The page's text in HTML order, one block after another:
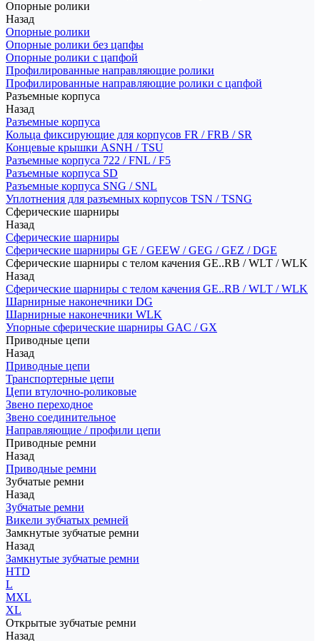
Опорные ролики
Назад
Опорные ролики
Опорные ролики без цапфы
Опорные ролики с цапфой
Профилированные направляющие ролики
Профилированные направляющие ролики с цапфой
Разъемные корпуса
Назад
Разъемные корпуса
Кольца фиксирующие для корпусов FR / FRB / SR
Концевые крышки ASNH / TSU
Разъемные корпуса 722 / FNL / F5
Разъемные корпуса SD
Разъемные корпуса SNG / SNL
Уплотнения для разъемных корпусов TSN / TSNG
Сферические шарниры
Назад
Сферические шарниры
Сферические шарниры GE / GEEW / GEG / GEZ / DGE
Сферические шарниры с телом качения GE..RB / WLT / WLK
Назад
Сферические шарниры с телом качения GE..RB / WLT / WLK
Шарнирные наконечники DG
Шарнирные наконечники WLK
Упорные сферические шарниры GAC / GX
Приводные цепи
Назад
Приводные цепи
Транспортерные цепи
Цепи втулочно-роликовые
Звено переходное
Звено соединительное
Направляющие / профили цепи
Приводные ремни
Назад
Приводные ремни
Зубчатые ремни
Назад
Зубчатые ремни
Викели зубчатых ремней
Замкнутые зубчатые ремни
Назад
Замкнутые зубчатые ремни
HTD
L
MXL
XL
Открытые зубчатые ремни
Назад